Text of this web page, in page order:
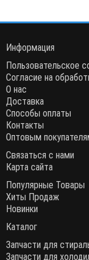
Информация
Пользовательское
Согласие на
О нас
Доставка
Способы оплаты
Контакты
Оптовым
Связаться с нами
Карта сайта
Популярные Товары
Хиты Продаж
Новинки
Каталог
Запчасти для
Запчасти для